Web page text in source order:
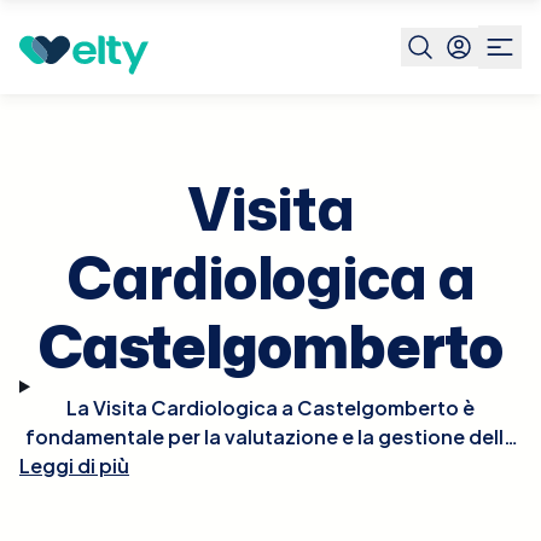
Prenota visita Castelgomberto
Visita
Cardiologica a
Castelgomberto
La Visita Cardiologica a Castelgomberto è
fondamentale per la valutazione e la gestione della
salute del cuore. Durante la visita, il cardiologo
Leggi di più